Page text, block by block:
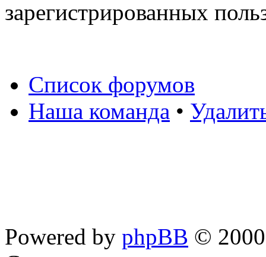
зарегистрированных
Список форумов
Наша команда •
Powered by phpBB ©